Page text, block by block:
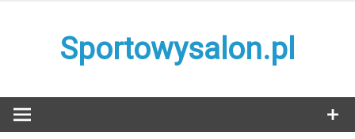
Sportowysalon.pl